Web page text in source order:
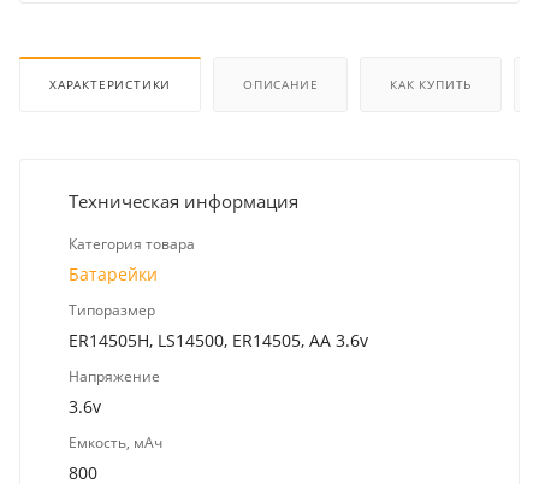
ХАРАКТЕРИСТИКИ ОПИСАНИЕ КАК КУПИТЬ
Техническая информация
Категория товара
Батарейки
Типоразмер
ER14505H, LS14500, ER14505, AA 3.6v
Напряжение
3.6v
Емкость, мАч
800